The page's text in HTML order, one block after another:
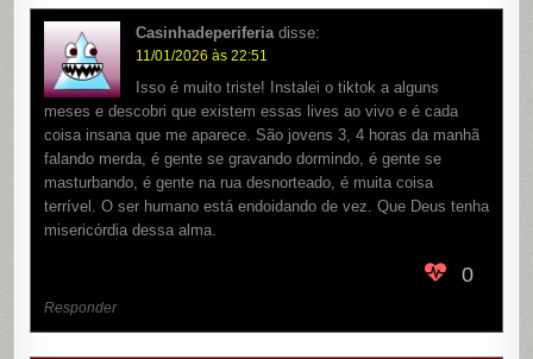
Casinhadeperiferia disse:
11/01/2026 às 22:51
Isso é muito triste! Instalei o tiktok a alguns
meses e descobri que existem essas lives ao vivo e é cada
coisa insana que me aparece. São jovens 3, 4 horas da manhã
falando merda, é gente se gravando dormindo, é gente se
masturbando, é gente na rua desnorteado, é muita coisa
terrível. O ser humano está endoidando de vez. Que Deus tenha
misericórdia dessa alma.
0
Responder